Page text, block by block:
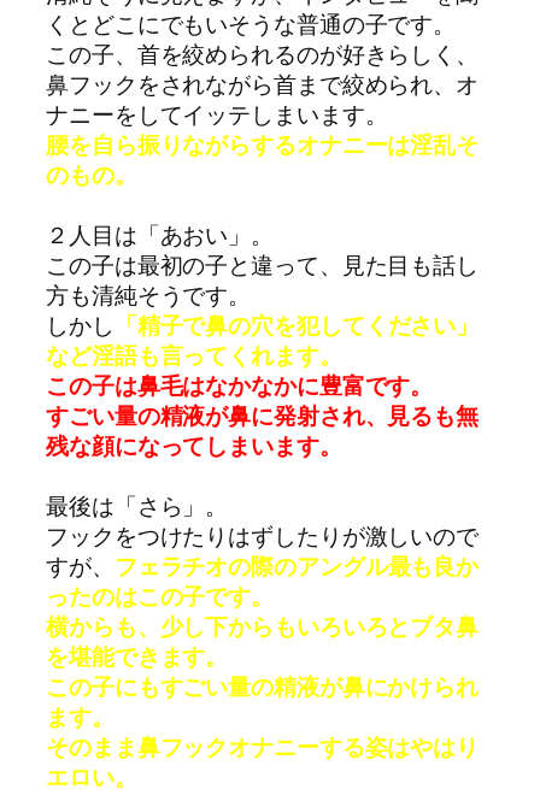
くとどこにでもいそうな普通の子です。
この子、首を絞められるのが好きらしく、
鼻フックをされながら首まで絞められ、オ
ナニーをしてイッテしまいます。
腰を自ら振りながらするオナニーは淫乱そ
のもの。
２人目は「あおい」。
この子は最初の子と違って、見た目も話し
方も清純そうです。
しかし 「精子で鼻の穴を犯してください」
など淫語も言ってくれます。
この子は鼻毛はなかなかに豊富です。
すごい量の精液が鼻に発射され、見るも無
残な顔になってしまいます。
最後は「さら」。
フックをつけたりはずしたりが激しいので
すが、 フェラチオの際のアングル最も良か
ったのはこの子です。
横からも、少し下からもいろいろとブタ鼻
を堪能できます。
この子にもすごい量の精液が鼻にかけられ
ます。
そのまま鼻フックオナニーする姿はやはり
エロい。